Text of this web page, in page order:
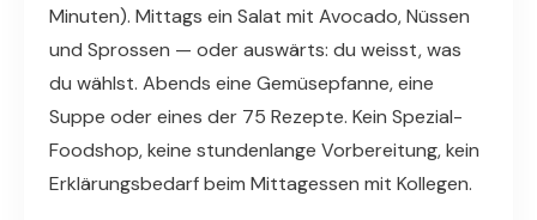
Minuten). Mittags ein Salat mit Avocado, Nüssen
und Sprossen — oder auswärts: du weisst, was
du wählst. Abends eine Gemüsepfanne, eine
Suppe oder eines der 75 Rezepte. Kein Spezial-
Foodshop, keine stundenlange Vorbereitung, kein
Erklärungsbedarf beim Mittagessen mit Kollegen.